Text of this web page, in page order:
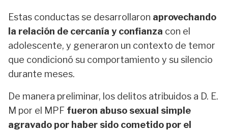
Estas conductas se desarrollaron aprovechando
la relación de cercanía y confianza con el
adolescente, y generaron un contexto de temor
que condicionó su comportamiento y su silencio
durante meses.
De manera preliminar, los delitos atribuidos a D. E.
M por el MPF fueron abuso sexual simple
agravado por haber sido cometido por el